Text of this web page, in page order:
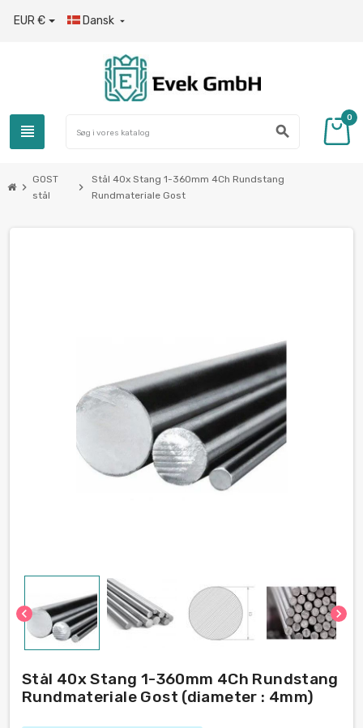
EUR € Dansk 
view_headline search
0
chevron_right
GOST
stål
chevron_right
Stål 40x Stang 1-360mm 4Ch Rundstang
Rundmateriale Gost
chevron_left chevron_right
Stål 40x Stang 1-360mm 4Ch Rundstang
Rundmateriale Gost (diameter : 4mm)